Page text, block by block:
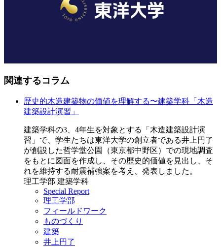
関連するコラム
歴史的木造建築物の価値を理解する〜建築学科「木造
建築設計演習」
建築学科の3、4年生を対象とする「木造建築設計演
習」で、学生たちは東洋大学の創立者である井上円了
が創設した哲学堂公園（東京都中野区）での現地調査
をもとに図面を作成し、その歴史的価値を見出し、そ
れを維持する耐震補強案を考え、発表しました。
理工学部 建築学科
Special Report
理工学部
フィールドワーク
ものづくり
建築
井上円了